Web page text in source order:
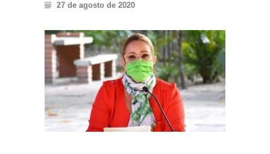
27 de agosto de 2020